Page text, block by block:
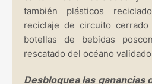
también plásticos
reciclaje de circuito
botellas de bebidas
rescatado del océano
Desbloquea las ganancias